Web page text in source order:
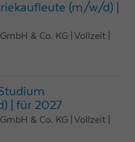
(m/w/d) |
& Co. KG | Vollzeit
| für 2027
& Co. KG | Vollzeit